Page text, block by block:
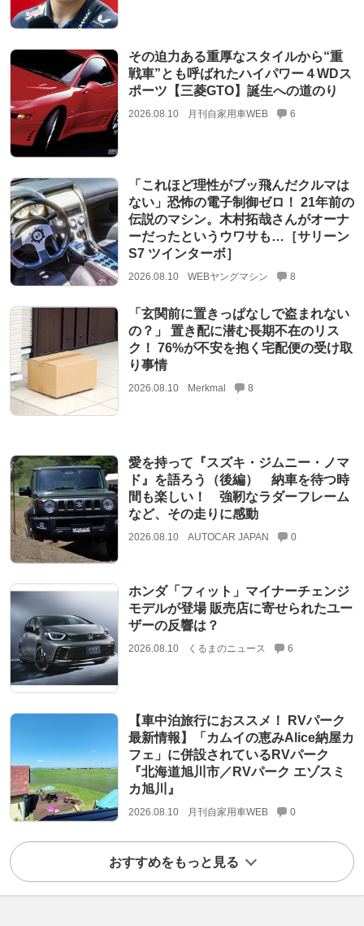
その迫力ある重厚なスタイルから“重
戦車”とも呼ばれたハイパワー４WDス
ポーツ【三菱GTO】誕生への道のり
2026.08.10 月刊自家用車WEB 6
「これほど理性がブッ飛んだクルマは
ない」恐怖の電子制御ゼロ！ 21年前の
伝説のマシン。木村拓哉さんがオーナ
ーだったというウワサも…［サリーン
S7 ツインターボ］
2026.08.10 WEBヤングマシン 8
「玄関前に置きっぱなしで盗まれない
の？」 置き配に潜む長期不在のリス
ク！ 76%が不安を抱く宅配便の受け取
り事情
2026.08.10 Merkmal 8
愛を持って『スズキ・ジムニー・ノマ
ド』を語ろう（後編） 納車を待つ時
間も楽しい！ 強靭なラダーフレーム
など、その走りに感動
2026.08.10 AUTOCAR JAPAN 0
ホンダ「フィット」マイナーチェンジ
モデルが登場 販売店に寄せられたユー
ザーの反響は？
2026.08.10 くるまのニュース 6
【車中泊旅行におススメ！ RVパーク
最新情報】「カムイの恵みAlice納屋カ
フェ」に併設されているRVパーク
『北海道旭川市／RVパーク エゾスミ
カ旭川』
2026.08.10 月刊自家用車WEB 0
おすすめをもっと見る